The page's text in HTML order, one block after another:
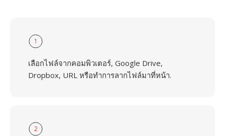
1
เลือกไฟล์จากคอมพิวเตอร์, Google Drive,
Dropbox, URL หรือทำการลากไฟล์มาที่หน้า.
2